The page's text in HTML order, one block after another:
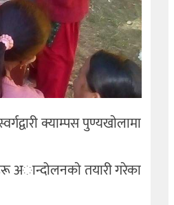
क्याम्पस पुण्यखाेलामा
अान्दोलनकाे तयारी गरेका